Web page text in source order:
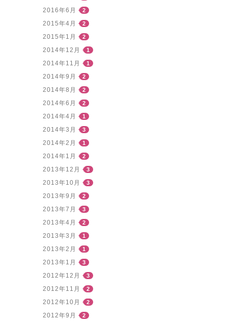
2016年6月 2
2015年4月 2
2015年1月 2
2014年12月 1
2014年11月 1
2014年9月 2
2014年8月 2
2014年6月 2
2014年4月 1
2014年3月 3
2014年2月 1
2014年1月 2
2013年12月 3
2013年10月 3
2013年9月 2
2013年7月 3
2013年4月 2
2013年3月 1
2013年2月 1
2013年1月 3
2012年12月 3
2012年11月 2
2012年10月 2
2012年9月 2